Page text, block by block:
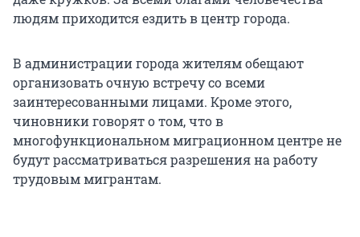
людям приходится ездить в центр города.
В администрации города жителям обещают
организовать очную встречу со всеми
заинтересованными лицами. Кроме этого,
чиновники говорят о том, что в
многофункциональном миграционном центре не
будут рассматриваться разрешения на работу
трудовым мигрантам.